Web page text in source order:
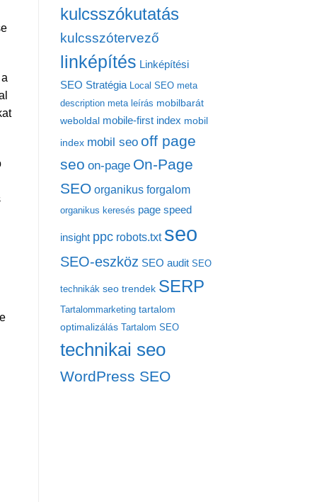
kulcsszókutatás
kulcsszótervező
linképítés Linképítési
SEO Stratégia Local SEO meta
description meta leírás mobilbarát
weboldal mobile-first index mobil
index mobil seo off page
seo on-page On-Page
SEO organikus forgalom
organikus keresés page speed
insight ppc robots.txt seo
SEO-eszköz SEO audit SEO
technikák seo trendek SERP
Tartalommarketing tartalom
optimalizálás
Tartalom SEO
technikai seo
WordPress SEO